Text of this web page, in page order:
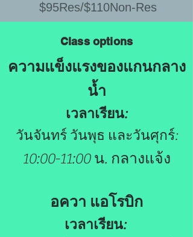
$95Res/$110Non-Res
Class options
ความแข็งแรงของแกนกลาง
น้ำ
เวลาเรียน:
วันจันทร์ วันพุธ และวันศุกร์:
10:00-11:00 น. กลางแจ้ง
อควา แอโรบิก
เวลาเรียน: